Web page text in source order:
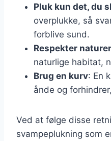
Pluk kun det, du
overplukke, så
forblive sund.
Respekter
naturlige habitat,
Brug en kurv: En
ånde og
Ved at følge disse
svampeplukning som